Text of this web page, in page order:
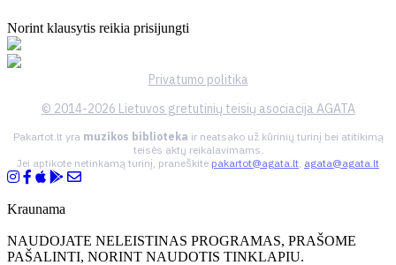
Norint klausytis reikia prisijungti
Privatumo politika
© 2014-2026 Lietuvos gretutinių teisių asociacija AGATA
Pakartot.lt yra muzikos biblioteka ir neatsako už kūrinių turinį bei atitikimą
teisės aktų reikalavimams.
Jei aptikote netinkamą turinį, praneškite pakartot@agata.lt, agata@agata.lt
Kraunama
NAUDOJATE NELEISTINAS PROGRAMAS, PRAŠOME
PAŠALINTI, NORINT NAUDOTIS TINKLAPIU.